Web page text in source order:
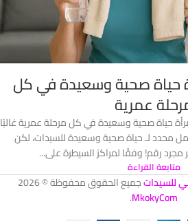
حياة صحية وسعيدة في كل
عمرية
حياة صحية وسعيدة في كل مرحلة عمرية غالبًا
محدد لـ حياة صحية وسعيدة للسيدات، لكن
رقم! وفقًا لمراكز السيطرة على...
متابعة القراءة
للسيداتجميع الحقوق محفوظة © 2026
MkokyCom
.